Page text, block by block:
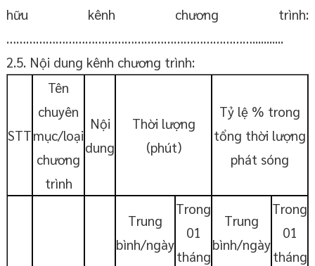
hữu kênh chương trình:
…………………………………………………………………...........
2.5. Nội dung kênh chương trình:
STT
Tên
chuyên
mục/loại
chương
trình
Nội
dung
Thời lượng
(phút)
Tỷ lệ % trong
tổng thời lượng
phát sóng
Trung
bình/ngày
Trong
01
tháng
Trung
bình/ngày
Trong
01
tháng